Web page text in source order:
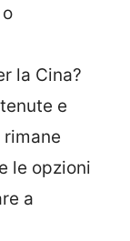
la Cina?
e
rimane
le opzioni
a